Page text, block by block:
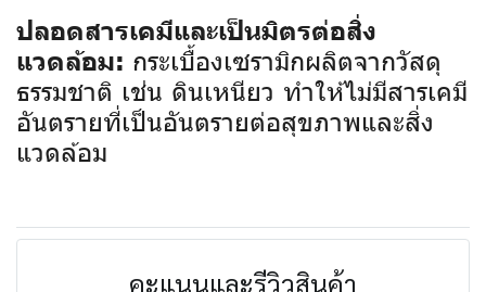
ปลอดสารเคมีและเป็นมิตรต่อสิ่ง
แวดล้อม: กระเบื้องเซรามิกผลิตจากวัสดุ
ธรรมชาติ เช่น ดินเหนียว ทำให้ไม่มีสารเคมี
อันตรายที่เป็นอันตรายต่อสุขภาพและสิ่ง
แวดล้อม
คะแนนและรีวิวสินค้า